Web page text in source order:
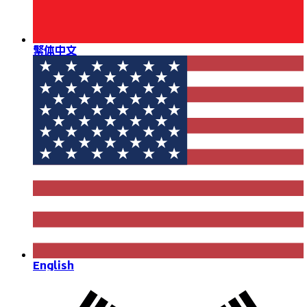
繁体中文
English